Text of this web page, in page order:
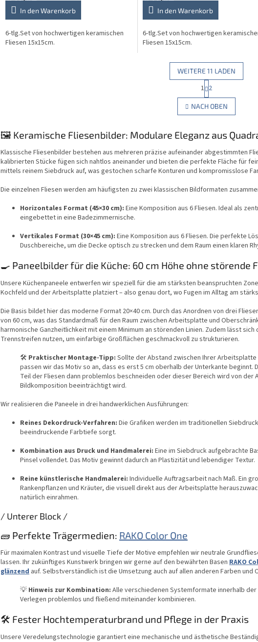
In den Warenkorb
6-tlg.Set von hochwertigen keramischen
Fliesen 15x15cm.
In den Warenkorb
6-tlg.Set von hochwertigen
Fliesen 15x15cm.
S
t
e
r
e
l
e
m
n
e
e
r
L
s
e
WEITERE 11 LADEN
P
a
g
i
n
e
r
u
n
g
1 2
NACH OBEN
🖼️ Keramische Fliesenbilder: Modulare Eleganz aus
Klassische Fliesenbilder bestehen aus mehreren präzise aufeinander abgestimmten
kalibrierten Stücke fügen sich nahtlos aneinander und bieten die perfekte Fläche für
mittels reinem Siebdruck auf, was gestochen scharfe Konturen und kompromisslose
Die einzelnen Fliesen werden am häufigsten zu zwei klassischen Bildformaten
Horizontales Format (45×30 cm): Eine Komposition aus 6 Fliesen. Ideal als
eingebettet in eine Badezimmernische.
Vertikales Format (30×45 cm): Eine Komposition aus 6 Fliesen. Die perfekte
Duschbereiche, um die Decke optisch zu strecken und dem Raum einen klaren
🍳 Paneelbilder für die Küche: 60 cm Höhe ohne störende
Unsere Küchenpaneele entwerfen wir speziell für die am stärksten beanspruchten
Kochfeld und der Arbeitsplatte platziert – also genau dort, wo Fugen im Alltag am
Die Basis bildet hier das moderne Format 20×40 cm. Durch das Anordnen von drei
von 60 cm, was das Standardmaß für den Raum zwischen Arbeitsplatte und
harmonische Ganzheitlichkeit mit einem Minimum an störenden Linien. Zudem lässt
Trennstreifen nutzen, um einfarbige Großflächen geschmackvoll zu strukturieren.
🛠️ Praktischer Montage-Tipp: Sollte der Abstand zwischen Ihrer Arbeitsplatte
passen wir das Motiv so an, dass es erst 5 cm oberhalb der Unterkante beginnt.
Teil der Fliesen dann problemlos beschneiden oder dieser Bereich wird von
Bildkomposition beeinträchtigt wird.
Wir realisieren die Paneele in drei handwerklichen Ausführungen:
Reines Dekordruck-Verfahren: Die Grafiken werden im traditionellen
beeindruckende Farbtiefe sorgt.
Kombination aus Druck und Handmalerei: Eine im Siebdruck aufgebrachte
Pinsel vollendet. Das Motiv gewinnt dadurch an Plastizität und lebendiger Textur.
Reine künstlerische Handmalerei: Individuelle Auftragsarbeit nach Maß. Ein
Rankenpflanzen und Kräuter, die visuell direkt aus der Arbeitsplatte
natürlich einrahmen.
/ Unterer Block /
🧱 Perfekte Trägermedien: RAKO Color One
Für maximalen Kontrast und visuelle Tiefe der Motive empfehlen wir neutrale
lassen. Ihr zukünftiges Kunstwerk bringen wir gerne auf den bewährten Basen RAKO
glänzend auf. Selbstverständlich ist die Umsetzung auch auf allen anderen Farben
💡 Hinweis zur Kombination: Alle verschiedenen Systemformate innerhalb der
Verlegen problemlos und fließend miteinander kombinieren.
🛠️ Fester Hochtemperaturbrand und Pflege in der Praxis
Unsere Veredelungstechnologie garantiert eine mechanische und ästhetische